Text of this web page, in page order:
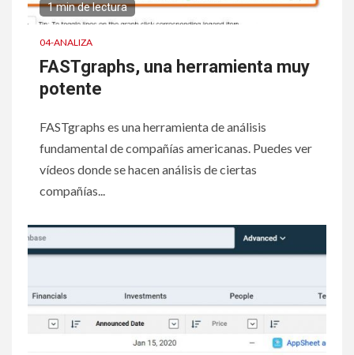
1 min de lectura
04-ANALIZA
FASTgraphs, una herramienta muy
potente
FASTgraphs es una herramienta de análisis
fundamental de compañías americanas. Puedes ver
vídeos donde se hacen análisis de ciertas
compañías...